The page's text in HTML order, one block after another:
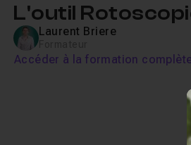
L'outil
Laurent Briere
Accéder à la formation